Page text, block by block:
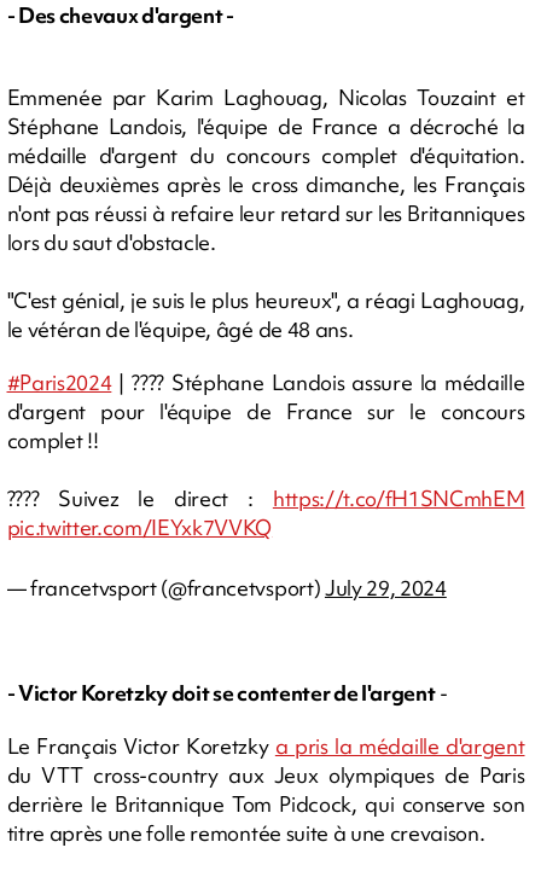
- Des chevaux d'argent -
Emmenée par Karim Laghouag, Nicolas Touzaint et
Stéphane Landois, l'équipe de France a décroché la
médaille d'argent du concours complet d'équitation.
Déjà deuxièmes après le cross dimanche, les Français
n'ont pas réussi à refaire leur retard sur les Britanniques
lors du saut d'obstacle.
"C'est génial, je suis le plus heureux", a réagi Laghouag,
le vétéran de l'équipe, âgé de 48 ans.
#Paris2024| ???? Stéphane Landois assure la médaille
d'argent pour l'équipe de France sur le concours
complet !!
???? Suivez le direct : https://t.co/fH1SNCmhEM
pic.twitter.com/IEYxk7VVKQ
— francetvsport (@francetvsport)July 29, 2024
- Victor Koretzky doit se contenter de l'argent-
Le Français Victor Koretzky a pris la médaille d'argent
du VTT cross-country aux Jeux olympiques de Paris
derrière le Britannique Tom Pidcock, qui conserve son
titre après une folle remontée suite à une crevaison.